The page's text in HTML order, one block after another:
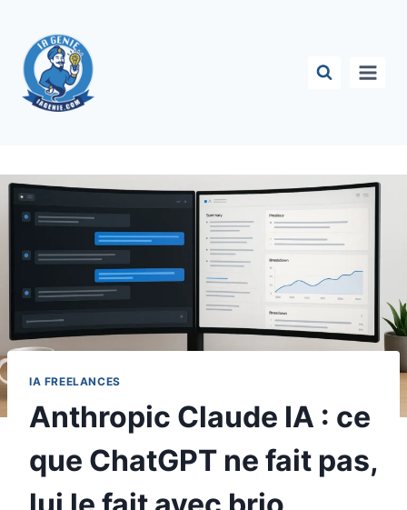
contenu
IA FREELANCES
Anthropic Claude IA : ce
que ChatGPT ne fait pas,